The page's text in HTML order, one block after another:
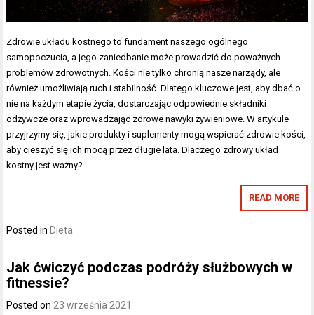
Zdrowie układu kostnego to fundament naszego ogólnego
samopoczucia, a jego zaniedbanie może prowadzić do poważnych
problemów zdrowotnych. Kości nie tylko chronią nasze narządy, ale
również umożliwiają ruch i stabilność. Dlatego kluczowe jest, aby dbać o
nie na każdym etapie życia, dostarczając odpowiednie składniki
odżywcze oraz wprowadzając zdrowe nawyki żywieniowe. W artykule
przyjrzymy się, jakie produkty i suplementy mogą wspierać zdrowie kości,
aby cieszyć się ich mocą przez długie lata. Dlaczego zdrowy układ
kostny jest ważny?…
READ MORE
Posted inDieta
Jak ćwiczyć podczas podróży służbowych w
fitnessie?
Posted on 23 września 2021